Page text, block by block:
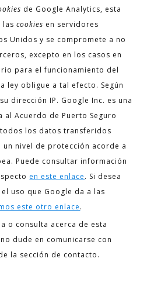
de Google Analytics, esta
lascookies en servidores
Unidos y se compromete a no
excepto en los casos en
para el funcionamiento del
ley obligue a tal efecto. Según
dirección IP. Google Inc. es una
al Acuerdo de Puerto Seguro
los datos transferidos
un nivel de protección acorde a
Puede consultar información
en este enlace. Si desea
uso que Google da a las
este otro enlace.
o consulta acerca de esta
no dude en comunicarse con
la sección de contacto.